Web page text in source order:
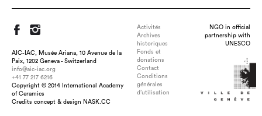
Title : Attention fragile, dimension : L 47 cm x H 36 cm x P 0,2
cm, medium : porcelaine, technique : paperclay, lithophanie,
AIC-IAC, Musée Ariana, 10 Avenue de la
Paix, 1202 Geneva - Switzerland
info@aic-iac.org
+41 77 217 6216
Copyright © 2014 International Academy
of Ceramics
Credits concept & design NASK.CC
Activités
Archives
historiques
Fonds et
donations
Contact
Conditions
générales
d’utilisation
NGO in official
partnership with
UNESCO